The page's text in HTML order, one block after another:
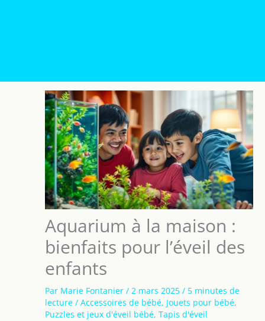
Aquarium à la maison :
bienfaits pour l’éveil des
enfants
Par Marie Fontanier / 2 mars 2025 / 5 minutes de
lecture / Accessoires de bébé, Jouets pour bébé,
Puzzles et jeux d'éveil bébé, Tapis d'éveil